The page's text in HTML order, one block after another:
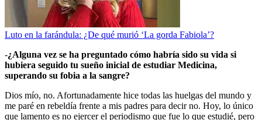
Luto en la farándula: ¿De qué murió ‘La gorda Fabiola’?
-¿Alguna vez se ha preguntado cómo habría sido su vida si
hubiera seguido tu sueño inicial de estudiar Medicina,
superando su fobia a la sangre?
Dios mío, no. Afortunadamente hice todas las huelgas del mundo y
me paré en rebeldía frente a mis padres para decir no. Hoy, lo único
que lamento es no ejercer el periodismo que fue lo que estudié, pero